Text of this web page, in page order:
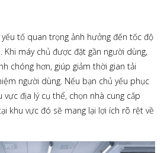
tố quan trọng ảnh hưởng đến tốc độ
máy chủ được đặt gần người dùng,
chóng hơn, giúp giảm thời gian tải
người dùng. Nếu bạn chủ yếu phục
địa lý cụ thể, chọn nhà cung cấp
khu vực đó sẽ mang lại lợi ích rõ rệt về